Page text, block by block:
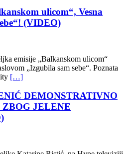
ulicom“, Vesna
(VIDEO)
emisije „Balkanskom ulicom“
„Izgubila sam sebe“. Poznata
[…]
DEMONSTRATIVNO
JELENE